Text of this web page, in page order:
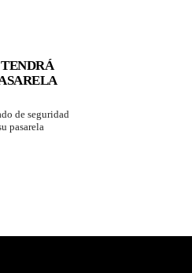
de seguridad
pasarela